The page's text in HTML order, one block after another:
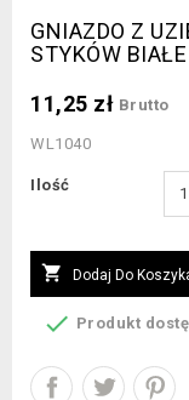
GNIAZDO Z
STYKÓW BIAŁE
11,25 zł Brutto
WL1040
Ilość
 Dodaj Do
 Produkt